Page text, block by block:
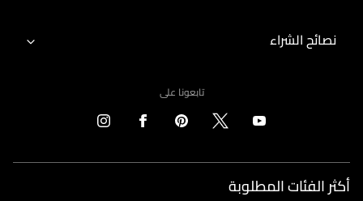
نصائح الشراء
تابعونا على
أكثر الفئات المطلوبة